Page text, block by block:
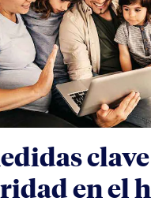
en el